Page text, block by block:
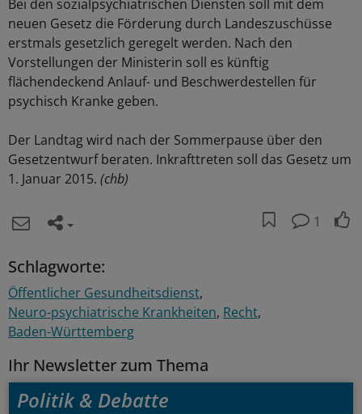
Bei den sozialpsychiatrischen Diensten soll mit dem
neuen Gesetz die Förderung durch Landeszuschüsse
erstmals gesetzlich geregelt werden. Nach den
Vorstellungen der Ministerin soll es künftig
flächendeckend Anlauf- und Beschwerdestellen für
psychisch Kranke geben.
Der Landtag wird nach der Sommerpause über den
Gesetzentwurf beraten. Inkrafttreten soll das Gesetz um
1. Januar 2015. (chb)
1
Schlagworte:
Öffentlicher Gesundheitsdienst
Neuro-psychiatrische Krankheiten Recht
Baden-Württemberg
Ihr Newsletter zum Thema
Politik & Debatte